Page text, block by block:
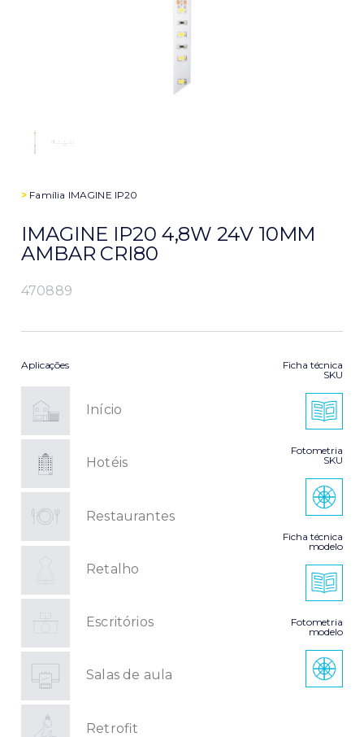
> Família IMAGINE IP20
IMAGINE IP20 4,8W 24V 10MM
AMBAR CRI80
470889
Aplicações
Início
Hotéis
Restaurantes
Retalho
Escritórios
Salas de aula
Retrofit
Ficha técnica
SKU
Fotometria
SKU
Ficha técnica
modelo
Fotometria
modelo